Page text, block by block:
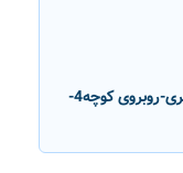
خیابان قاآنی شمالی-خیابان منوچهری-روبروی کوچه4-